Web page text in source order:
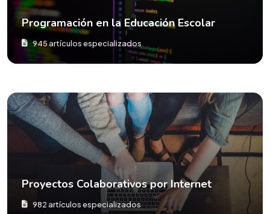
Programación en la Educación Escolar
945 artículos especializados
Proyectos Colaborativos por Internet
982 artículos especializados